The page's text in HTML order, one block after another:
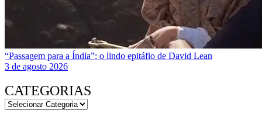
“Passagem para a Índia”: o lindo epitáfio de David Lean
3 de agosto 2026
CATEGORIAS